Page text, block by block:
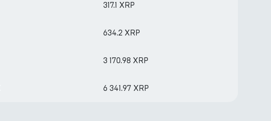
317.1 XRP
634.2 XRP
3 170.98 XRP
6 341.97 XRP